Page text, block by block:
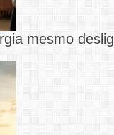
mesmo